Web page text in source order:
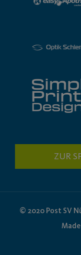
ZUR
© 2020 Post SV